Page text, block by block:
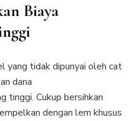
Biaya
yang tidak dipunyai oleh cat
dana
tinggi. Cukup bersihkan
dengan lem khusus